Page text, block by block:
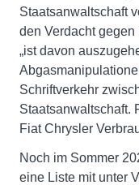
Staatsanwaltschaft
den Verdacht
„ist davon
Schriftverkehr
Staatsanwaltschaft.
Fiat Chrysler
Noch im Sommer
eine Liste mit unter